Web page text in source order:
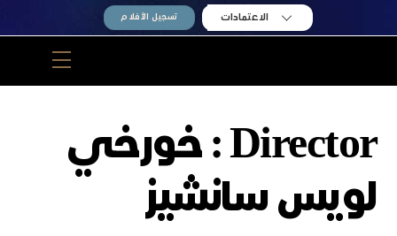
الاعتمادات تسجيل الأفلام
Menu
Director :
خورخي
لويس سانشيز